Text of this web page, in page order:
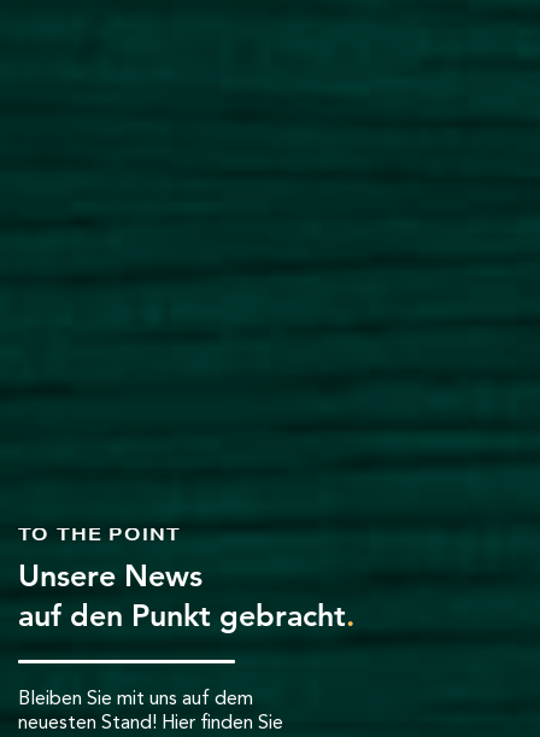
TO THE POINT
Unsere News
auf den Punkt gebracht.
Bleiben Sie mit uns auf dem
neuesten Stand! Hier finden Sie